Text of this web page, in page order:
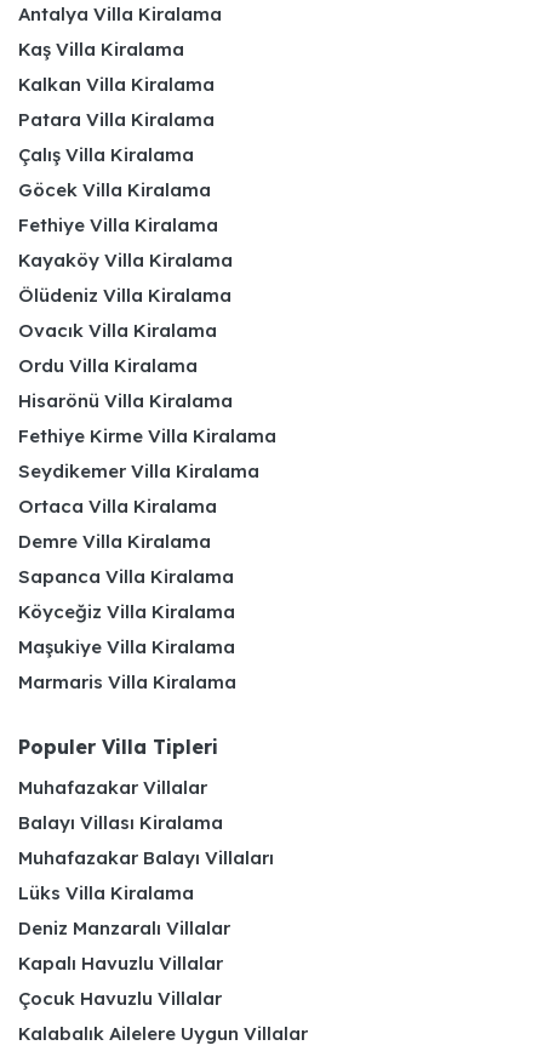
Antalya Villa Kiralama
Kaş Villa Kiralama
Kalkan Villa Kiralama
Patara Villa Kiralama
Çalış Villa Kiralama
Göcek Villa Kiralama
Fethiye Villa Kiralama
Kayaköy Villa Kiralama
Ölüdeniz Villa Kiralama
Ovacık Villa Kiralama
Ordu Villa Kiralama
Hisarönü Villa Kiralama
Fethiye Kirme Villa Kiralama
Seydikemer Villa Kiralama
Ortaca Villa Kiralama
Demre Villa Kiralama
Sapanca Villa Kiralama
Köyceğiz Villa Kiralama
Maşukiye Villa Kiralama
Marmaris Villa Kiralama
Populer Villa Tipleri
Muhafazakar Villalar
Balayı Villası Kiralama
Muhafazakar Balayı Villaları
Lüks Villa Kiralama
Deniz Manzaralı Villalar
Kapalı Havuzlu Villalar
Çocuk Havuzlu Villalar
Kalabalık Ailelere Uygun Villalar